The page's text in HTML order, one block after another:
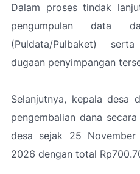
Dalam proses tindak
pengumpulan data
(Puldata/Pulbaket)
dugaan penyimpangan
Selanjutnya, kepala desa
pengembalian dana
desa sejak 25
2026 dengan total